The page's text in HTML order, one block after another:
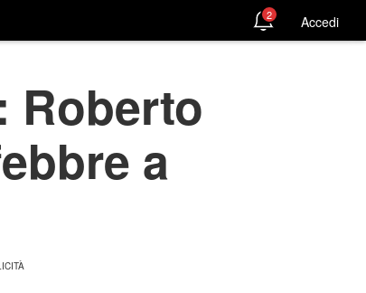
2 Accedi
Roberto
a